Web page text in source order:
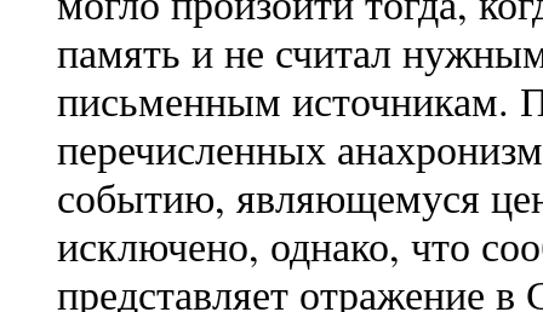
память и не считал
письменным источникам.
перечисленных
событию, являющемуся
исключено, однако, что
представляет отражение